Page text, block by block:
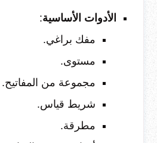
الأدوات الأساسية:
مفك براغي.
مستوى.
مجموعة من المفاتيح.
شريط قياس.
مطرقة.